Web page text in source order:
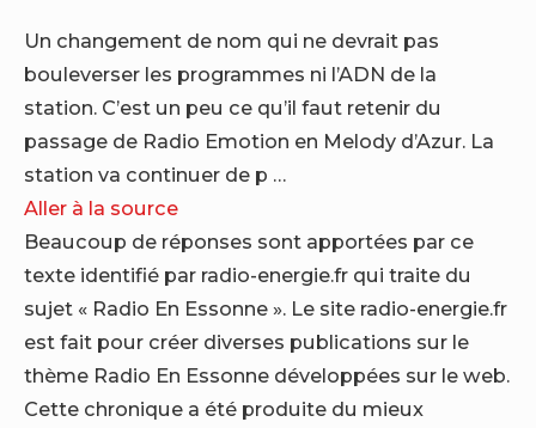
Un changement de nom qui ne devrait pas
bouleverser les programmes ni l’ADN de la
station. C’est un peu ce qu’il faut retenir du
passage de Radio Emotion en Melody d’Azur. La
station va continuer de p …
Aller à la source
Beaucoup de réponses sont apportées par ce
texte identifié par radio-energie.fr qui traite du
sujet « Radio En Essonne ». Le site radio-energie.fr
est fait pour créer diverses publications sur le
thème Radio En Essonne développées sur le web.
Cette chronique a été produite du mieux